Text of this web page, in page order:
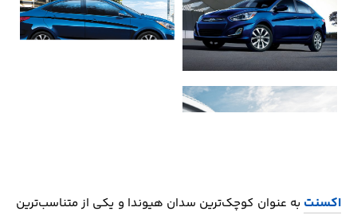
اکسنت به عنوان کوچک‌ترین سدان هیوندا و یکی از متناسب‌ترین